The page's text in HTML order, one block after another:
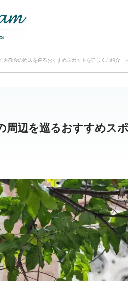
大教会の周辺を巡るおすすめスポットを詳しくご紹介
周辺を巡るおすすめス